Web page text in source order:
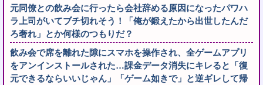
元同僚との飲み会に行ったら会社辞める原因になったパワハ
ラ上司がいてブチ切れそう！「俺が鍛えたから出世したんだ
ろ奢れ」とか何様のつもりだ？
飲み会で席を離れた隙にスマホを操作され、全ゲームアプリ
をアンインストールされた…課金データ消失にキレると「復
元できるならいいじゃん」「ゲーム如きで」と逆ギレして帰